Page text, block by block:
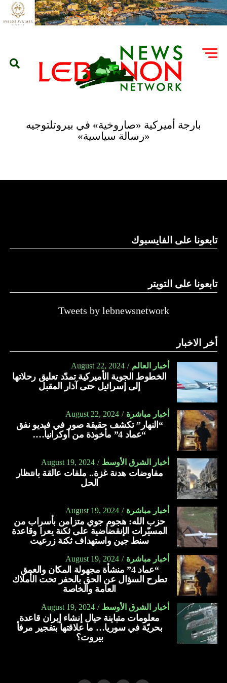
بارجة أميركية «صاروخية» في بيروتلتوجيه
«رسالة سياسية»
تابعونا على الفايسبوك
تابعونا على التويتر
Tweets by lebnewsnetwork
أخر الاخبار
أخبار العالم August 22, 2024
الخطوط الجوية الأميركية تمدّد تعليق رحلاتها
إلى إسرائيل حتى آذار المقبل
أخبار مباشرة August 22, 2024
“النهار” تكشف حقيقة صور في فيديو نفق
“عماد 4” مأخوذة من أوكرانيا….
أخبار الشرق الأوسط August 19, 2024
مفاوضات هدنة غزة.. ملفات عالقة بانتظار
الحل
أخبار مباشرة August 19, 2024
حزب الله: هجوم جوي متزامن بأسراب من
المسيّرات الإنقضاضية على ثكنة يعرا وقاعدة
سنط جين واستهداف ثكنة زرعيت
أخبار مباشرة August 19, 2024
“عماد 4” منشأة مجهولة المكان والعمق
تطرح السؤال عن الحق بالحفر تحت الأملاك
العامة والخاصة
أخبار الشرق الأوسط August 19, 2024
معلومات متباينة حيال إنشاء إيران قاعدة
بحريّة في سوريا… ما علاقتها بتفجير مرفأ
بيروت؟